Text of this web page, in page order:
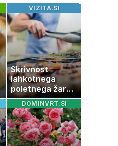
VIZITA.SI
Skrivnost
lahkotnega
poletnega žara,
po katerem ne
boste
potrebovali
popoldanskega
spanca
DOMINVRT.SI